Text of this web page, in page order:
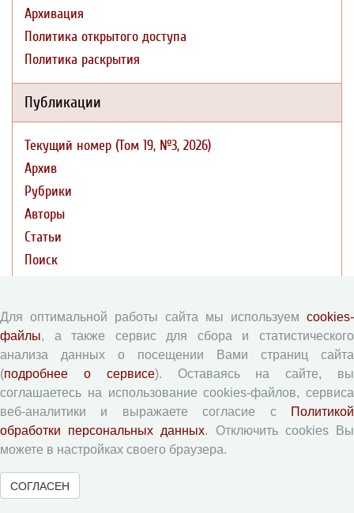
Архивация
Политика открытого доступа
Политика раскрытия
Публикации
Текущий номер (Том 19, №3, 2026)
Архив
Рубрики
Авторы
Статьи
Поиск
Авторам
Правила для авторов
Типовой лицензионный договор
Согласие на обработку персональных данных
Авторские права
Приватность
Рецензентам
Для оптимальной работы сайта мы используем cookies-
файлы, а также сервис для сбора и статистического
анализа данных о посещении Вами страниц сайта
(подробнее о сервисе). Оставаясь на сайте, вы
соглашаетесь на использование cookies-файлов, сервиса
веб-аналитики и выражаете согласие с
Политикой
обработки персональных данных. Отключить cookies Вы
можете в настройках своего браузера.
СОГЛАСЕН